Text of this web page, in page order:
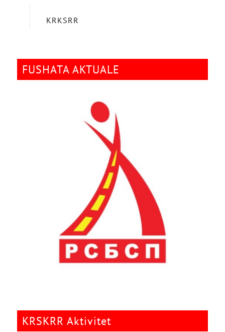
KRKSRR
FUSHATA AKTUALE
KRSKRR Aktivitet